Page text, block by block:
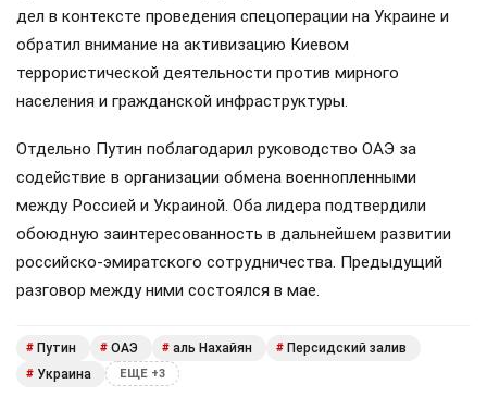
дел в контексте проведения спецоперации на Украине и
обратил внимание на активизацию Киевом
террористической деятельности против мирного
населения и гражданской инфраструктуры.
Отдельно Путин поблагодарил руководство ОАЭ за
содействие в организации обмена военнопленными
между Россией и Украиной. Оба лидера подтвердили
обоюдную заинтересованность в дальнейшем развитии
российско-эмиратского сотрудничества. Предыдущий
разговор между ними состоялся в мае.
# Путин # ОАЭ # аль Нахайян # Персидский залив
# Украина ЕЩЕ +3